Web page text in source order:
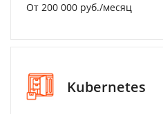
От 200 000 руб./месяц
Kubernetes